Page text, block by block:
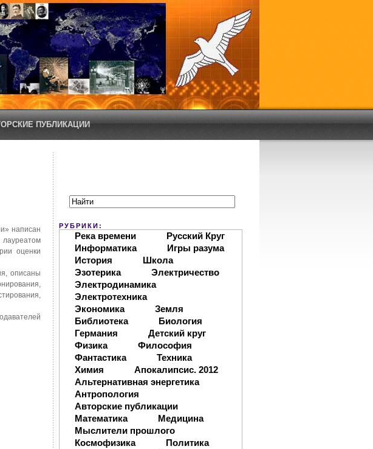
ПУБЛИКАЦИИ
написан
оценки
описаны
РУБРИКИ:
Река времени
Русский Круг
Информатика
Игры разума
История
Школа
Эзотерика
Электричество
Электродинамика
Электротехника
Экономика
Земля
Библиотека
Биология
Германия
Детский круг
Физика
Философия
Фантастика
Техника
Химия
Апокалипсис. 2012
Альтернативная энергетика
Антропология
Авторские публикации
Математика
Медицина
Мыслители прошлого
Космофизика
Политика